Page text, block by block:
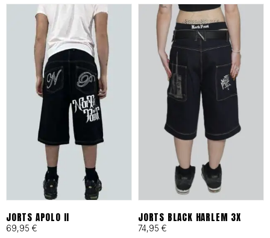
Barcelona.
ESPECIFICACIONES DE
IDENTIDAD
Tejidos Heavyweight:
Materiales técnicos y
naturales seleccionados por
su resistencia al desgaste
JORTS APOLO II
69,95 €
JORTS BLACK HARLEM 3X
74,95 €